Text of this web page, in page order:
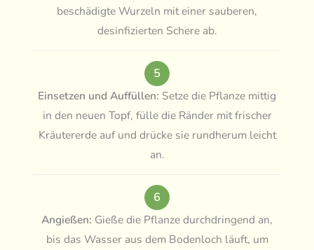
beschädigte Wurzeln mit einer sauberen,
desinfizierten Schere ab.
5
Einsetzen und Auffüllen: Setze die Pflanze mittig
in den neuen Topf, fülle die Ränder mit frischer
Kräutererde auf und drücke sie rundherum leicht
an.
6
Angießen: Gieße die Pflanze durchdringend an,
bis das Wasser aus dem Bodenloch läuft, um